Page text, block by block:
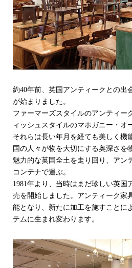
約40年前、英国アンティークとの出
が始まりました。
ファーマーズスタイルのアンティー
ィッシュスタイルのマホガニー・オ
それらは長い年月を経ても美しく機
国の人々が物を大切にする奥深さを
魅力的な英国全土を走り回り、アン
コンテナで運ぶ。
1981年より、当時はまだ珍しい英国
売を開始しました。アンティーク家
能となり、新たに加工を施すことに
テムに生まれ変わります。